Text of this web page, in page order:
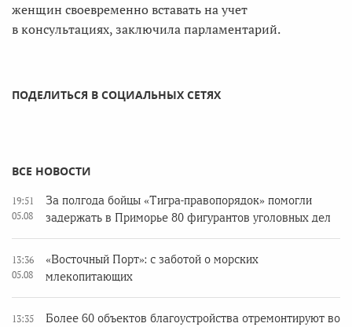
женщин своевременно вставать на учет
в консультациях, заключила парламентарий.
ПОДЕЛИТЬСЯ В СОЦИАЛЬНЫХ СЕТЯХ
ВСЕ НОВОСТИ
19:51
05.08
За полгода бойцы «Тигра-правопорядок» помогли
задержать в Приморье 80 фигурантов уголовных дел
13:36
05.08
«Восточный Порт»: с заботой о морских
млекопитающих
13:35
Более 60 объектов благоустройства отремонтируют во